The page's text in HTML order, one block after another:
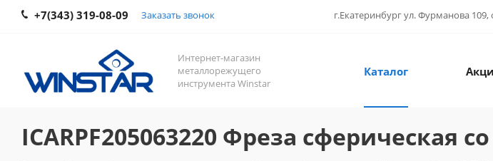
+7(343) 319-08-09 Заказать звонок г.Екатеринбург ул. Фурманова 109,
Интернет-магазин
металлорежущего
инструмента Winstar
Каталог
ICARPF205063220 Фреза